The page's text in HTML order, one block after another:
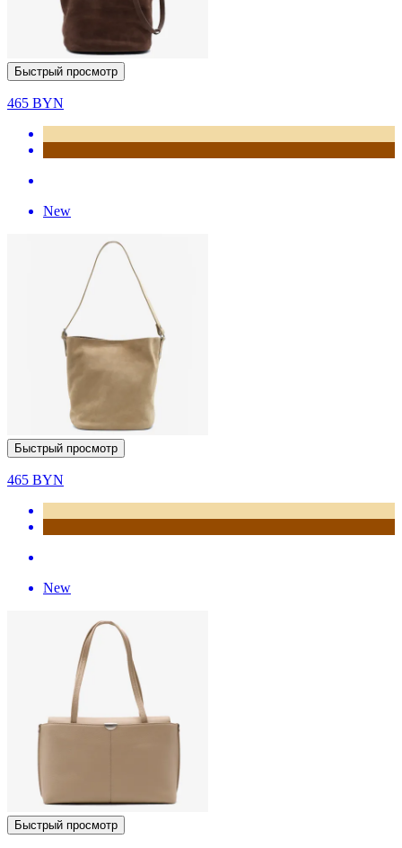
Быстрый просмотр
465 BYN
New
Быстрый просмотр
465 BYN
New
Быстрый просмотр